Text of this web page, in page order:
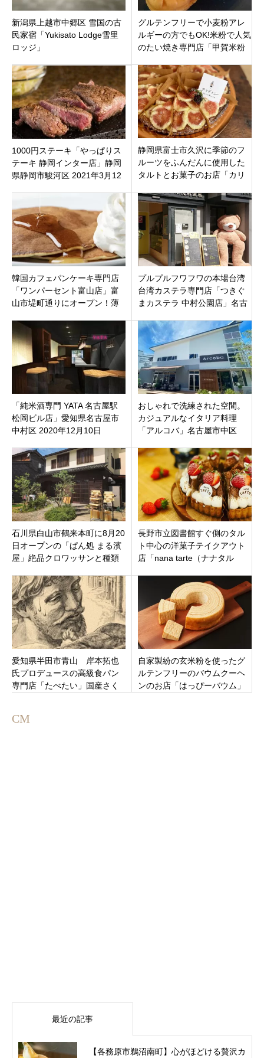
新潟県上越市中郷区 雪国の古
民家宿「Yukisato Lodge雪里
ロッジ」
グルテンフリーで小麦粉アレ
ルギーの方でもOK!米粉で人気
のたい焼き専門店「甲賀米粉
にオープン
1000円ステーキ「やっぱりス
テーキ 静岡インター店」静岡
県静岡市駿河区 2021年3月12
静岡県富士市久沢に季節のフ
ルーツをふんだんに使用した
タルトとお菓子のお店「カリ
韓国カフェパンケーキ専門店
「ワンパーセント富山店」富
山市堤町通りにオープン！薄
プルプルフワフワの本場台湾
台湾カステラ専門店「つきぐ
まカステラ 中村公園店」名古
「純米酒専門 YATA 名古屋駅
松岡ビル店」愛知県名古屋市
中村区 2020年12月10日
おしゃれで洗練された空間。
カジュアルなイタリア料理
「アルコバ」名古屋市中区
石川県白山市鶴来本町に8月20
日オープンの「ぱん処 まる濱
屋」絶品クロワッサンと種類
長野市立図書館すぐ側のタル
ト中心の洋菓子テイクアウト
店「nana tarte（ナナタル
愛知県半田市青山 岸本拓也
氏プロデュースの高級食パン
専門店「たべたい」国産さく
自家製紛の玄米粉を使ったグ
ルテンフリーのバウムクーヘ
ンのお店「はっぴーバウム」
CM
最近の記事
【各務原市鵜沼南町】心がほどける贅沢カ